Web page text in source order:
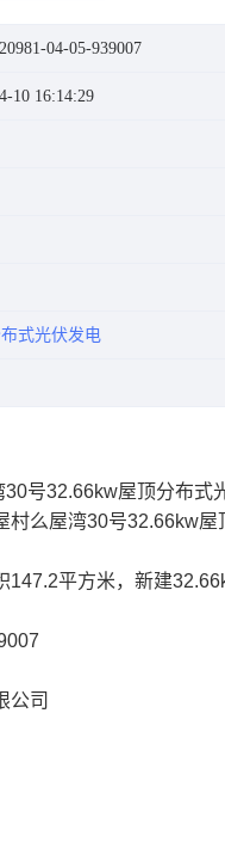
04-05-939007
10 16:14:29
式光伏发电
号32.66kw屋顶分布式
村么屋湾30号32.66kw
147.2平方米，新建
公司